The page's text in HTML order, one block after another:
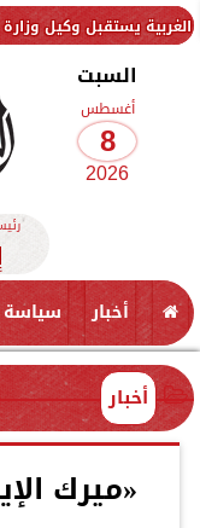
وكيل وزارة الصحة الجديدة
السبت
أغسطس
8
2026
أخبار سياسة
أخبار
«ميرك